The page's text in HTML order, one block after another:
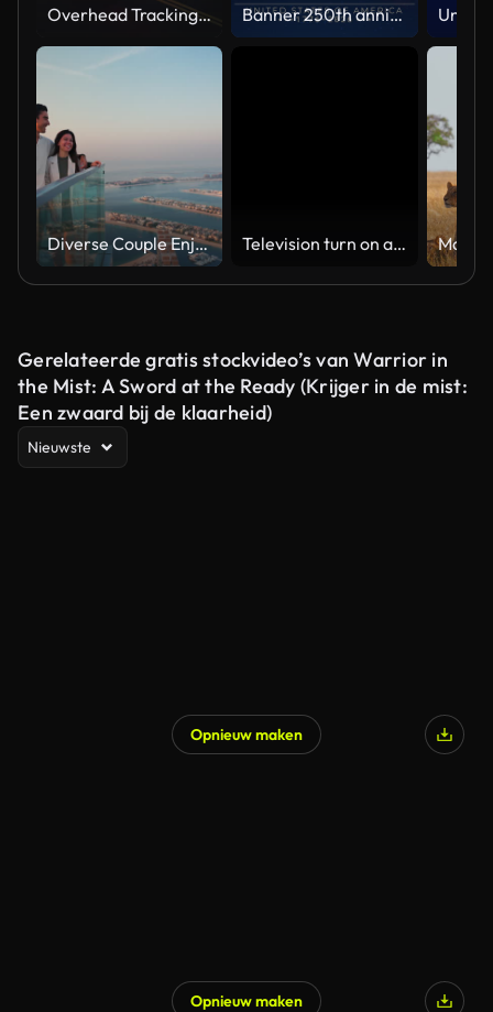
Overhead Tracking Drone Shot of a Police Car Driving on a City Street with Lights On at Night Banner 250th anniversary of the USA. 250 years of independence. 4th of july 2026 usa independence day, video greeting card. US flag fireworks on blue sky background. Fourth of july. 4k seamless loop
Diverse Couple Enjoying Sunset Views from High Rise Sky Deck Overlooking Palm Jumeirah Television turn on and off. Switch on tv effect, switch off tv effect. Turn on Lcd TV effect, turn off TV effect . Led Tv on and off on black background
Gerelateerde gratis stockvideo’s van Warrior in
the Mist: A Sword at the Ready (Krijger in de mist:
Een zwaard bij de klaarheid)
Nieuwste
Opnieuw maken
Opnieuw maken